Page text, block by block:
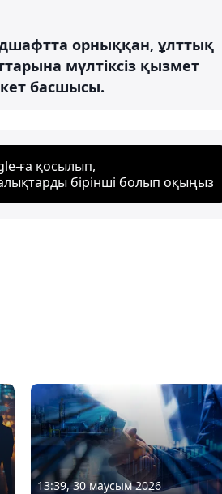
орныққан, ұлттық
мүлтіксіз қызмет
басшысы.
ға қосылып,
бірінші болып оқыңыз
13:39, 30 маусым 2026